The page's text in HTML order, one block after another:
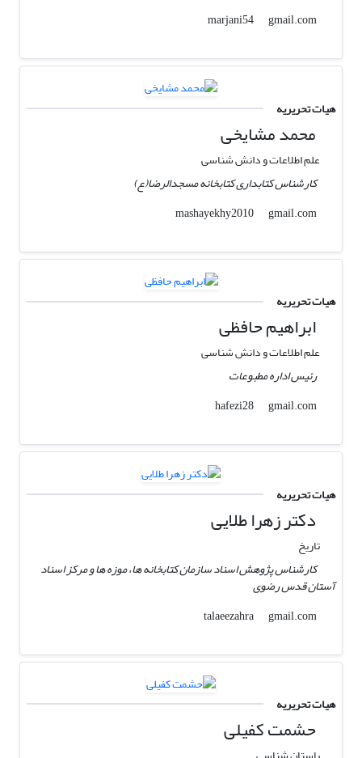
marjani54
gmail.com
هیات تحریریه
محمد مشایخی
علم اطلاعات و دانش شناسی
کارشناس کتابداری کتابخانه مسجدالرضا(ع)
mashayekhy2010
gmail.com
هیات تحریریه
ابراهیم حافظی
علم اطلاعات و دانش شناسی
رئیس اداره مطبوعات
hafezi28
gmail.com
هیات تحریریه
دکتر زهرا طلایی
تاریخ
کارشناس پژوهش اسناد سازمان کتابخانه ها، موزه ها و مرکز اسناد
آستان قدس رضوی
talaeezahra
gmail.com
هیات تحریریه
حشمت کفیلی